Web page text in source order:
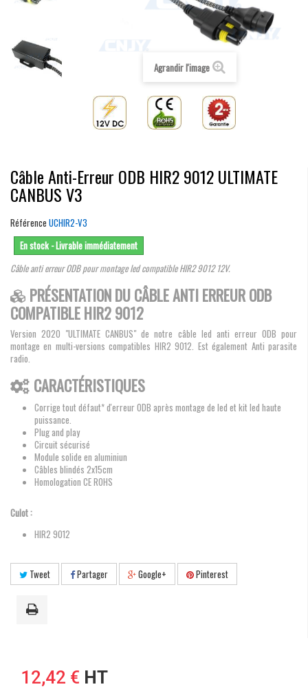
Agrandir l'image
Câble Anti-Erreur ODB HIR2 9012 ULTIMATE
CANBUS V3
Référence UCHIR2-V3
En stock - Livrable immédiatement
Câble anti erreur ODB pour montage led compatible HIR2 9012 12V.
PRÉSENTATION DU CÂBLE ANTI ERREUR ODB
COMPATIBLE HIR2 9012
Version 2020 "ULTIMATE CANBUS" de notre câble led anti erreur ODB pour
montage en multi-versions compatibles HIR2 9012. Est également Anti parasite
radio.
CARACTÉRISTIQUES
Corrige tout défaut* d'erreur ODB après montage de led et kit led haute
puissance.
Plug and play
Circuit sécurisé
Module solide en aluminiun
Câbles blindés 2x15cm
Homologation CE ROHS
Culot :
HIR2 9012
Tweet Partager Google+ Pinterest
12,42 € HT